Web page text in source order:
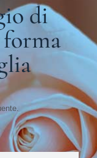
di